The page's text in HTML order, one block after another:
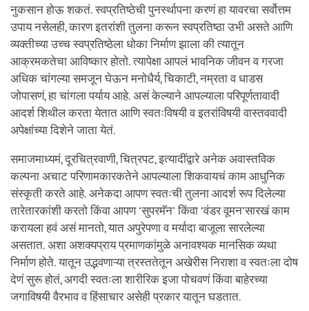
नुकसान होऊ शकतं. स्वप्रतिष्ठेची पुनर्स्थापना करणं हा यावरचा सर्वोत्तम
उपाय नसेलही, कारण इतरांशी तुलना करून स्वप्रतिष्ठा उभी असते आणि
व्यक्तीच्या उच्च स्वप्रतिष्ठेला धोका निर्माण झाला की त्यातून
आक्रमकतेचा आविष्कार होतो. त्यापेक्षा आपलं भावनिक जीवन व गरजा
अधिक चांगल्या समजून घेऊन मनोधैर्य, चिकाटी, नम्रता व धाडस
जोपासणं, हा चांगला पर्याय आहे. असं केल्याने आपल्याला परिपूर्णतावादी
आदर्श शिथील करता येतात आणि स्वतःविषयी व इतरांविषयी वास्तववादी
अपेक्षांच्या दिशेने जाता येतं.
समाजमाध्यमं, दूरचित्रवाणी, चित्रपट, इत्यादींद्वारे अनेक अवास्तविक
कल्पना अचाट परिणामकारकतेने आपल्याला शिकवायचं काम आधुनिक
संस्कृती करते आहे. अनेकदा आपण स्वतःची तुलना आदर्श रूप दिलेल्या
तारेतारकांशी करतो किंवा आपण ‘सुपरमॅन’ किंवा ‘वंडर वूमन’सारखं काम
करायला हवं असं मानतो, यात अपुरेपणा व मर्यादा बाजूला सारलेल्या
असतात. अशा अशक्यप्राय प्रमाणकांमुळे अनावश्यक मानसिक व्यथा
निर्माण होते. यातून उद्भवणाऱ्या त्रस्ततेतून अखेरीस निराशा व स्वतःला दोष
देणं सुरू होतं, अगदी स्वतःला शारीरिक इजा पोचवणं किंवा बाहेरच्या
जगाविषयी वैरभाव व हिंसाचार असेही प्रकार यातून घडतात.